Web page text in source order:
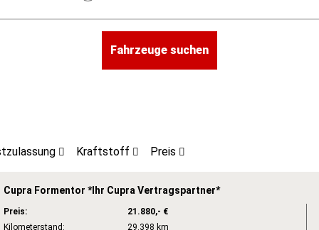
Kraftstoff Preis
Cupra Formentor *Ihr Cupra Vertragspartner*
Preis:
21.880,- €
Kilometerstand:
29.398 km